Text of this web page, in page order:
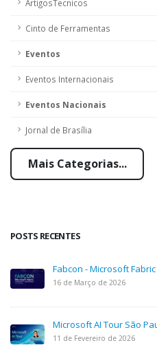
ArtigosTecnicos
Cinto de Ferramentas
Eventos
Eventos Internacionais
Eventos Nacionais
Jornal de Brasília
Mais Categorias...
POSTS RECENTES
Fabcon - Microsoft
16 de Março de 2026
Microsoft AI Tour São
11 de Fevereiro de 2026